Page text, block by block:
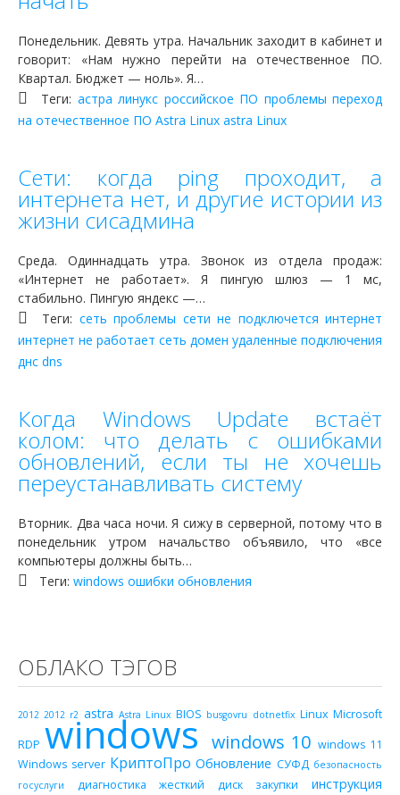
Понедельник. Девять утра. Начальник заходит в кабинет и
говорит: «Нам нужно перейти на отечественное ПО.
Квартал. Бюджет — ноль». Я…
Теги: астра линукс российское ПО проблемы переход
на отечественное ПО Astra Linux astra Linux
Сети: когда ping проходит, а
интернета нет, и другие истории из
жизни сисадмина
Среда. Одиннадцать утра. Звонок из отдела продаж:
«Интернет не работает». Я пингую шлюз — 1 мс,
стабильно. Пингую яндекс —…
Теги: сеть проблемы сети не подключется интернет
интернет не работает сеть домен удаленные подключения
днс dns
Когда Windows Update встаёт
колом: что делать с ошибками
обновлений, если ты не хочешь
переустанавливать систему
Вторник. Два часа ночи. Я сижу в серверной, потому что в
понедельник утром начальство объявило, что «все
компьютеры должны быть…
Теги: windows ошибки обновления
ОБЛАКО ТЭГОВ
20122012 r2 astra Astra Linux BIOS busgovru dotnetfix LinuxMicrosoft
RDP windowswindows 10 windows 11
Windows server КриптоПроОбновление СУФД безопасность
госуслуги диагностикажесткий диск закупкиинструкция